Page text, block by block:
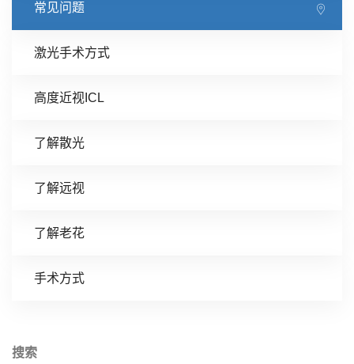
常见问题
激光手术方式
高度近视ICL
了解散光
了解远视
了解老花
手术方式
搜索